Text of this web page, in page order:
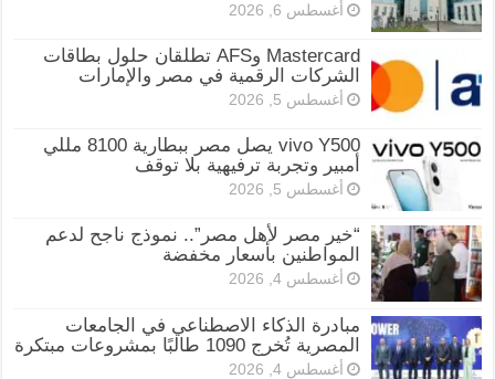
أغسطس 6, 2026
Mastercard وAFS تطلقان حلول بطاقات
الشركات الرقمية في مصر والإمارات
أغسطس 5, 2026
vivo Y500 يصل مصر ببطارية 8100 مللي
أمبير وتجربة ترفيهية بلا توقف
أغسطس 5, 2026
“خير مصر لأهل مصر”.. نموذج ناجح لدعم
المواطنين بأسعار مخفضة
أغسطس 4, 2026
مبادرة الذكاء الاصطناعي في الجامعات
المصرية تُخرج 1090 طالبًا بمشروعات مبتكرة
أغسطس 4, 2026